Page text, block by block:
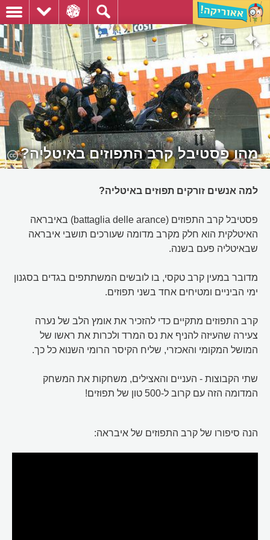
מהו פסטיבל קרב התפוזים באיטליה?
למה אנשים זורקים תפוזים באיטליה?
פסטיבל קרב התפוזים (battaglia delle arance) באיבראה
האיטלקית הוא חלק מקרב מדומה שעורכים תושבי איבראה
שבאיטליה פעם בשנה.
מדובר במעין קרב טקסי, בו לובשים המשתתפים בגדים בסגנון
ימי הביניים ומטיחים אחד בשני תפוזים.
קרב התפוזים מתקיים כדי להזכיר את אומץ הלב של נערה
צעירה שהעיזה להניף את נס המרד ולכרות את ראשו של
המושל המקומי והאכזרי, שליח הקיסר הרומי השנוא כל כך.
שתי הקבוצות - העניים והאצילים, משחקות את המשחק
המדומה הזה עם קרוב ל-500 טון של תפוזים!
הנה סיפורו של קרב התפוזים של איבראה: